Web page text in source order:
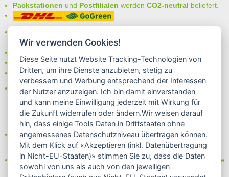
Packstationen und Postfilialen werden CO2-neutral beliefert.
auswählen:
- Rechnung
- Lastschrift/Bankeinzug
Das Internetsiegel "GEPRÜFTER SHOP – Sicher einkaufen":
Partner von:
Wine in Moderation - bewußt genießen
Erfahren Sie mehr über Biowein in unserem Blog oder Folgen Sie
uns!
Wir verwenden Cookies!
Diese Seite nutzt Website Tracking-Technologien von
Dritten, um ihre Dienste anzubieten, stetig zu
verbessern und Werbung entsprechend der Interessen
der Nutzer anzuzeigen. Ich bin damit einverstanden
und kann meine Einwilligung jederzeit mit Wirkung für
die Zukunft widerrufen oder ändern.Wir weisen darauf
hin, dass einige Tools Daten in Drittstaaten ohne
angemessenes Datenschutzniveau übertragen können.
Mit dem Klick auf «Akzeptieren (inkl. Datenübertragung
in Nicht-EU-Staaten)» stimmen Sie zu, dass die Daten
sowohl von uns als auch von den jeweiligen